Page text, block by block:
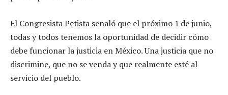
El Congresista Petista señaló que el próximo 1 de junio,
todas y todos tenemos la oportunidad de decidir cómo
debe funcionar la justicia en México. Una justicia que no
discrimine, que no se venda y que realmente esté al
servicio del pueblo.